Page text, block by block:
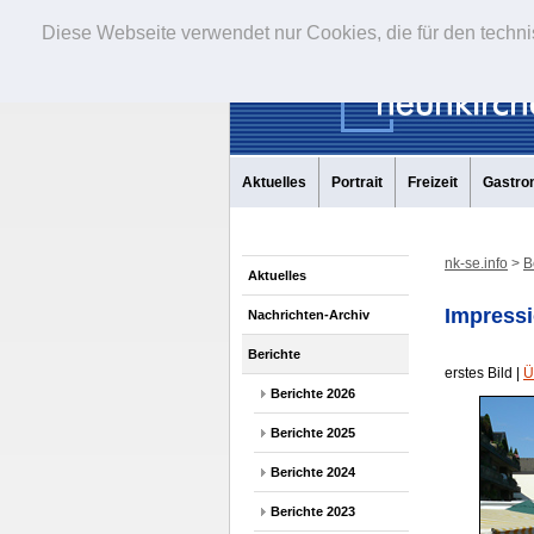
Diese Webseite verwendet nur Cookies, die für den
Aktuelles Portrait Freizeit
Aktuelles
Nachrichten-Archiv
Berichte
Berichte 2026
Berichte 2025
Berichte 2024
Berichte 2023
nk-se.info >
erstes Bild |